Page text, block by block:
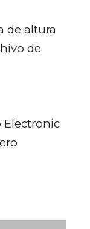
de altura
de
Electronic